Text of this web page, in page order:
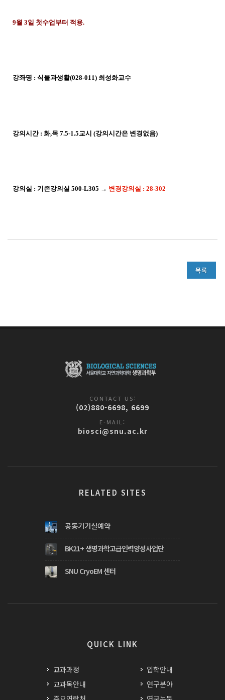
9월 3일 첫수업부터 적용.
강좌명 : 식물과생활(028-011) 최성화교수
강의시간 : 화,목 7.5-1.5교시 (강의시간은 변경없음)
강의실 : 기존강의실 500-L305 → 변경강의실 : 28-302
목록
CONTACT US:
(02)880-6698, 6699
E-MAIL:
biosci@snu.ac.kr
RELATED SITES
공동기기실예약
BK21+ 생명과학고급인력양성사업단
SNU CryoEM 센터
QUICK LINK
교과과정
교과목안내
입학안내
연구분야